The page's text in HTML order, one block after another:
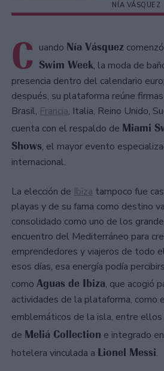
NÍA VÁSQUEZ
C uando Nía Vásquez
Swim Week, la moda de
presencia dentro del calendario
después, su plataforma reúne
Brasil, Francia, Italia, Reino Unido,
cuenta con el respaldo de Miami
Shows, el mayor evento
internacional.
La elección de Ibiza tampoco fue
playas y de su fama como destino
consolidado como uno de los
encuentro del Mediterráneo para
emprendedores y viajeros de todo
esos días, esa energía podía
como Aguas de Ibiza, que acogió
actividades de la plataforma, como
emblemáticos de la isla, entre ellos
de Meliá Collection e integrado
hotelera vinculada a Lionel Messi.